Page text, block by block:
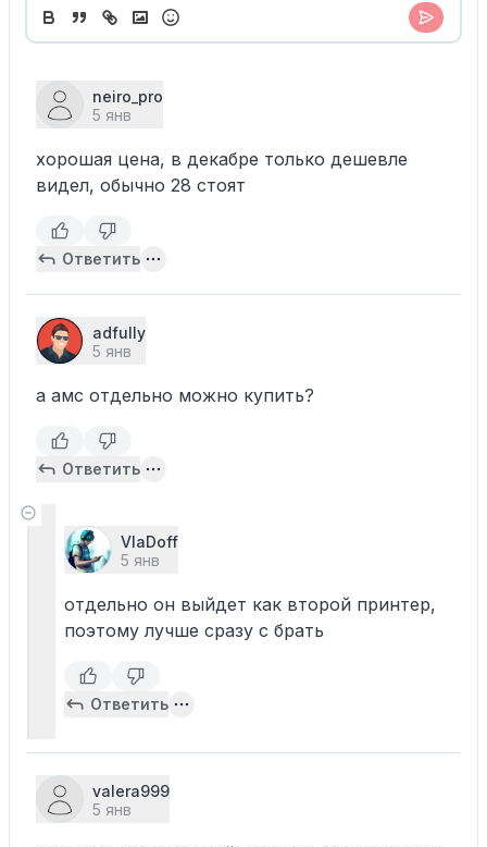
neiro_pro
5 янв
хорошая цена, в декабре только дешевле
видел, обычно 28 стоят
Ответить
adfully
5 янв
а амс отдельно можно купить?
Ответить
VlaDoff
5 янв
отдельно он выйдет как второй принтер,
поэтому лучше сразу с брать
Ответить
valera999
5 янв